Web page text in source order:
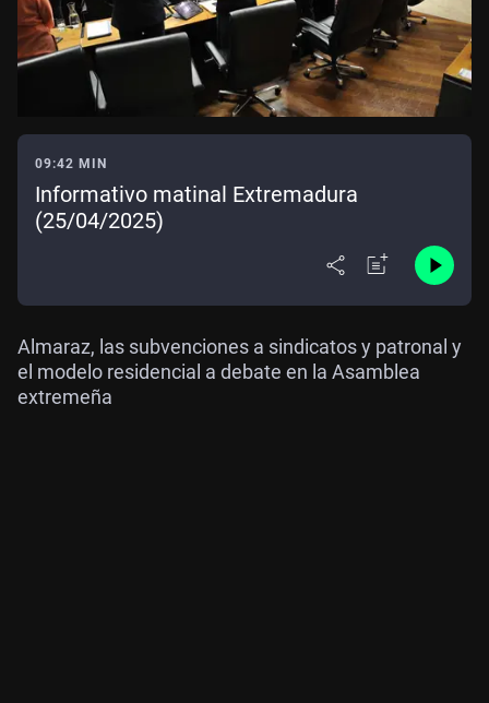
09:42 MIN
Informativo matinal Extremadura
(25/04/2025)
Almaraz, las subvenciones a sindicatos y patronal y
el modelo residencial a debate en la Asamblea
extremeña